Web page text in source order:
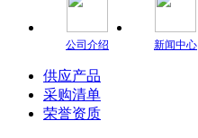
公司介绍 新闻中心
供应产品
采购清单
荣誉资质